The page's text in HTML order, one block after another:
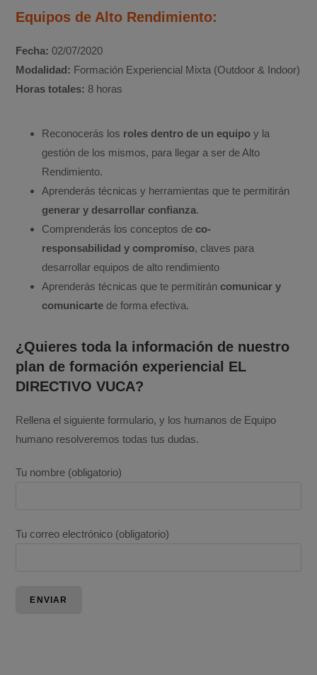
Equipos de Alto Rendimiento:
Fecha: 02/07/2020
Modalidad: Formación Experiencial Mixta (Outdoor & Indoor)
Horas totales: 8 horas
Reconocerás los roles dentro de un equipoy la
gestión de los mismos, para llegar a ser de Alto
Rendimiento.
Aprenderás técnicas y herramientas que te permitirán
generar y desarrollar confianza.
Comprenderás los conceptos de co-
responsabilidad y compromiso, claves para
desarrollar equipos de alto rendimiento
Aprenderás técnicas que te permitirán comunicar y
comunicartede forma efectiva.
¿Quieres toda la información de nuestro
plan de formación experiencial EL
DIRECTIVO VUCA?
Rellena el siguiente formulario, y los humanos de Equipo
humano resolveremos todas tus dudas.
Tu nombre (obligatorio)
Tu correo electrónico (obligatorio)